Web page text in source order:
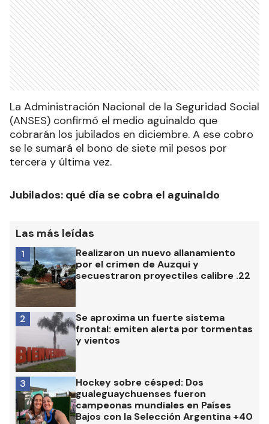
La Administración Nacional de la Seguridad Social
(ANSES) confirmó el medio aguinaldo que
cobrarán los jubilados en diciembre. A ese cobro
se le sumará el bono de siete mil pesos por
tercera y última vez.
Jubilados: qué día se cobra el aguinaldo
Las más leídas
Realizaron un nuevo allanamiento
por el crimen de Auzqui y
secuestraron proyectiles calibre .22
1
Se aproxima un fuerte sistema
frontal: emiten alerta por tormentas
y vientos
2
Hockey sobre césped: Dos
gualeguaychuenses fueron
campeonas mundiales en Países
Bajos con la Selección Argentina +40
3